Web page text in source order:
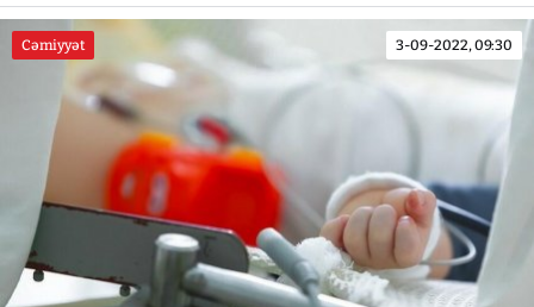
Cəmiyyət 3-09-2022, 09:30